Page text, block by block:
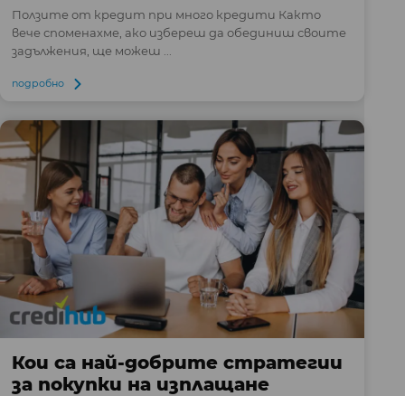
Ползите от кредит при много кредити Както
вече споменахме, ако избереш да обединиш своите
задължения, ще можеш ...
подробно
Кои са най-добрите стратегии
за покупки на изплащане